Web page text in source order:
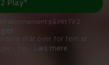
står over for fem af
- og
Læs mere
Play*
abonnement på Mit TV 2.